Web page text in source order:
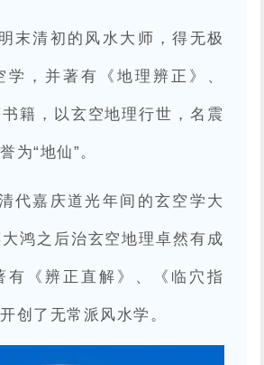
明末清初的风水大师，得无极
学，并著有《地理辨正》、
书籍，以玄空地理行世，名震
为“地仙”。
代嘉庆道光年间的玄空学大
鸿之后治玄空地理卓然有成
有《辨正直解》、《临穴指
创了无常派风水学。